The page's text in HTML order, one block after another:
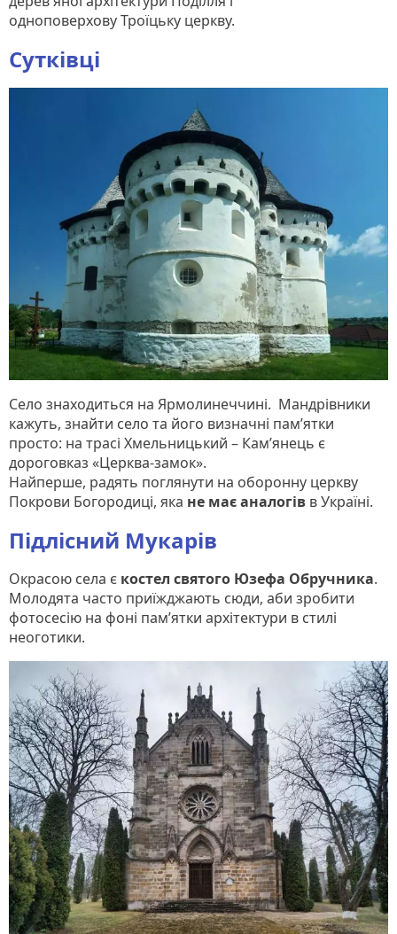
одноповерхову Троїцьку церкву.
Сутківці
Село знаходиться на Ярмолинеччині. Мандрівники
кажуть, знайти село та його визначні пам’ятки
просто: на трасі Хмельницький – Кам’янець є
дороговказ «Церква-замок».
Найперше, радять поглянути на оборонну церкву
Покрови Богородиці, яка не має аналогів в Україні.
Підлісний Мукарів
Окрасою села є костел святого Юзефа Обручника.
Молодята часто приїжджають сюди, аби зробити
фотосесію на фоні пам’ятки архітектури в стилі
неоготики.